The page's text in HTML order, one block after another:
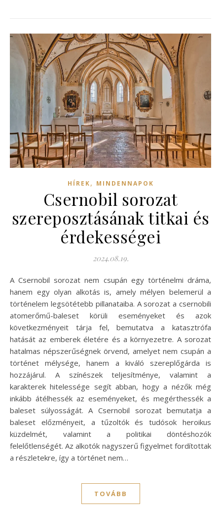
HÍREK, MINDENNAPOK
Csernobil sorozat
szereposztásának titkai és
érdekességei
2024.08.19.
A Csernobil sorozat nem csupán egy történelmi dráma,
hanem egy olyan alkotás is, amely mélyen belemerül a
történelem legsötétebb pillanataiba. A sorozat a csernobili
atomerőmű-baleset körüli eseményeket és azok
következményeit tárja fel, bemutatva a katasztrófa
hatását az emberek életére és a környezetre. A sorozat
hatalmas népszerűségnek örvend, amelyet nem csupán a
történet mélysége, hanem a kiváló szereplőgárda is
hozzájárul. A színészek teljesítménye, valamint a
karakterek hitelessége segít abban, hogy a nézők még
inkább átélhessék az eseményeket, és megérthessék a
baleset súlyosságát. A Csernobil sorozat bemutatja a
baleset előzményeit, a tűzoltók és tudósok heroikus
küzdelmét, valamint a politikai döntéshozók
felelőtlenségét. Az alkotók nagyszerű figyelmet fordítottak
a részletekre, így a történet nem…
TOVÁBB